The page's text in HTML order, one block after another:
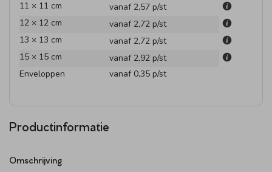
11 × 11 cm
vanaf 2,57 p/st
12 × 12 cm
vanaf 2,72 p/st
13 × 13 cm
vanaf 2,72 p/st
15 × 15 cm
vanaf 2,92 p/st
Enveloppen
vanaf 0,35 p/st
Productinformatie
Omschrijving